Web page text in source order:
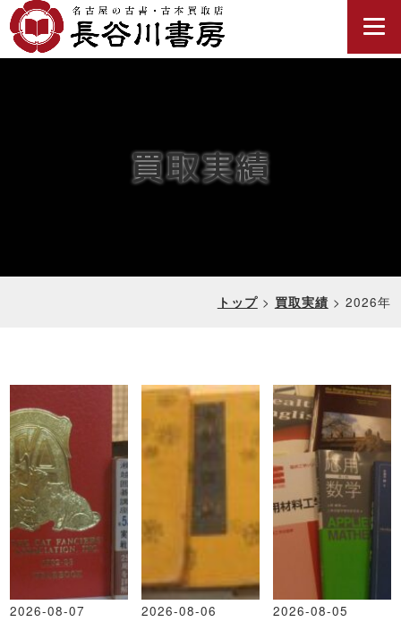
買取実績
トップ> 買取実績 > 2026年
2026-08-07
2026-08-06
2026-08-05